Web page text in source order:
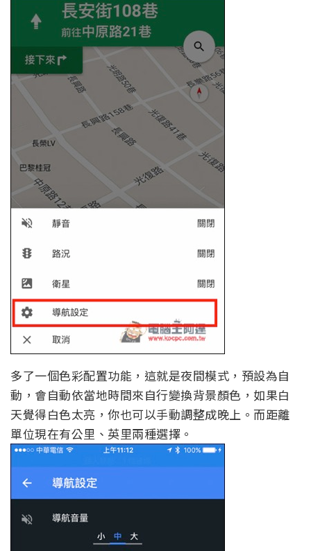
多了一個色彩配置功能，這就是夜間模式，預設為自
動，會自動依當地時間來自行變換背景顏色，如果白
天覺得白色太亮，你也可以手動調整成晚上。而距離
單位現在有公里、英里兩種選擇。